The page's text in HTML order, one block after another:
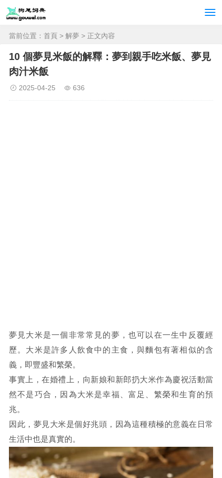
當前位置： 首頁 > 解夢 > 正文內容
10 個夢見米飯的解釋：夢到親手吃米飯、夢見
肉汁米飯
2025-04-25 636
夢見大米是一個非常常見的夢，也可以在一生中反覆經
歷。大米是許多人飲食中的主食，與麵包有著相似的含
義，即豐盛和繁榮。
事實上，在婚禮上，向新娘和新郎扔大米作為慶祝活動當
然不是巧合，因為大米是幸福、富足、繁榮和生育的預
兆。
因此，夢見大米是個好兆頭，因為這種積極的意義在日常
生活中也是真實的。